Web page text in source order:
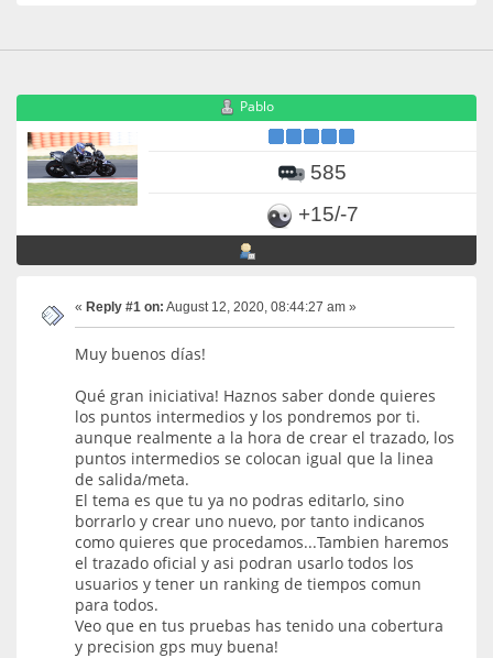
Pablo
585
+15/-7
« Reply #1 on: August 12, 2020, 08:44:27 am »
Muy buenos días!
Qué gran iniciativa! Haznos saber donde quieres
los puntos intermedios y los pondremos por ti.
aunque realmente a la hora de crear el trazado, los
puntos intermedios se colocan igual que la linea
de salida/meta.
El tema es que tu ya no podras editarlo, sino
borrarlo y crear uno nuevo, por tanto indicanos
como quieres que procedamos...Tambien haremos
el trazado oficial y asi podran usarlo todos los
usuarios y tener un ranking de tiempos comun
para todos.
Veo que en tus pruebas has tenido una cobertura
y precision gps muy buena!